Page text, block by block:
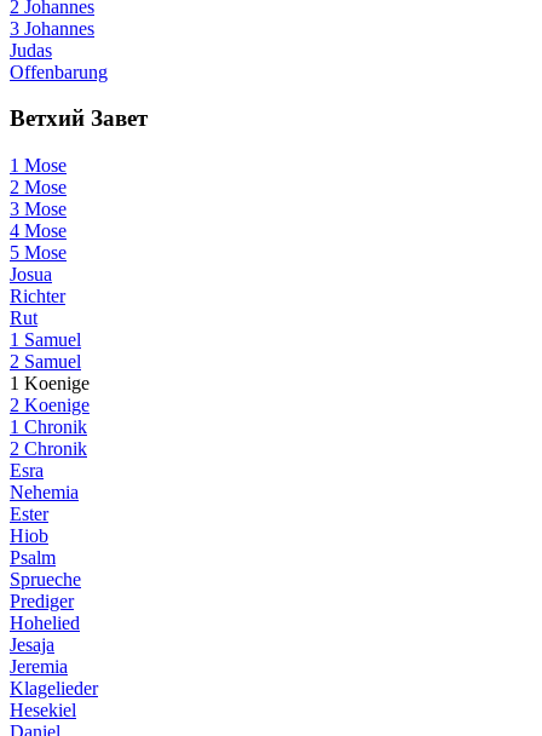
2 Johannes
3 Johannes
Judas
Offenbarung
Ветхий Завет
1 Mose
2 Mose
3 Mose
4 Mose
5 Mose
Josua
Richter
Rut
1 Samuel
2 Samuel
1 Koenige
2 Koenige
1 Chronik
2 Chronik
Esra
Nehemia
Ester
Hiob
Psalm
Sprueche
Prediger
Hohelied
Jesaja
Jeremia
Klagelieder
Hesekiel
Daniel